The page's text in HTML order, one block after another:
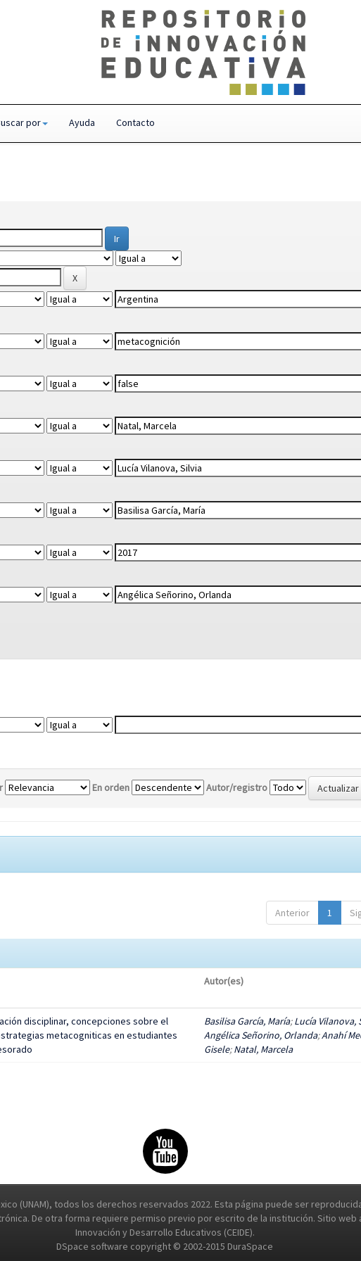
por Ayuda Contacto
En orden Autor/registro
Anterior 1
Autor(es)
disciplinar, concepciones sobre el
metacogniticas en estudiantes
Basilisa García, María;Lucía Vilanova,
Angélica Señorino, Orlanda;Anahí
Gisele;Natal, Marcela
(UNAM), todos los derechos reservados 2022. Esta página puede ser
De otra forma requiere permiso previo por escrito de la institución. Sitio web
Innovación y Desarrollo Educativos (CEIDE).
DSpace software copyright © 2002-2015 DuraSpace